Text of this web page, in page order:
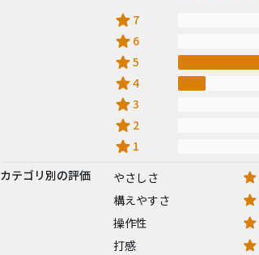
star 7
star 6
star5
star4
star3
star 2
star 1
カテゴリ別の評価
やさしさ
構えやすさ
操作性
打感